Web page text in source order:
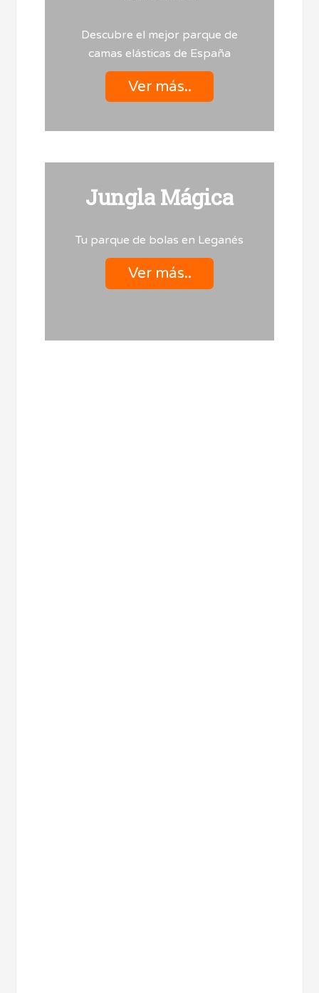
Descubre el mejor parque de
camas elásticas de España
Ver más..
Jungla Mágica
Tu parque de bolas en Leganés
Ver más..